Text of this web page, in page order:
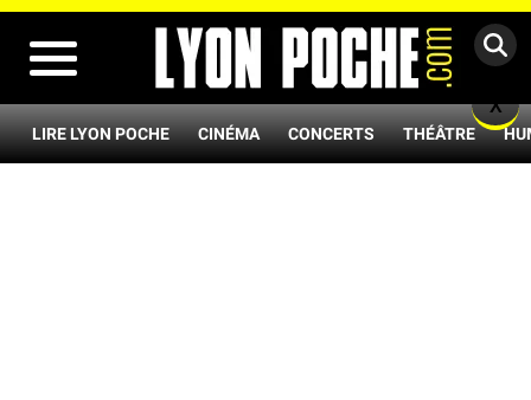
LIRE LYON POCHE CINÉMA CONCERTS THÉÂTRE
X